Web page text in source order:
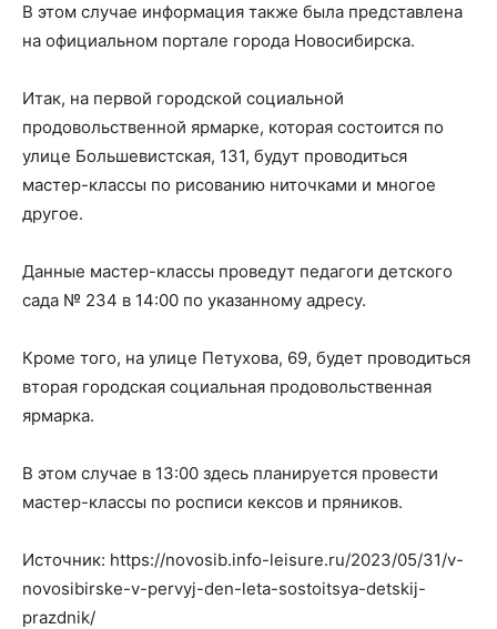
В этом случае информация также была представлена
на официальном портале города Новосибирска.
Итак, на первой городской социальной
продовольственной ярмарке, которая состоится по
улице Большевистская, 131, будут проводиться
мастер-классы по рисованию ниточками и многое
другое.
Данные мастер-классы проведут педагоги детского
сада № 234 в 14:00 по указанному адресу.
Кроме того, на улице Петухова, 69, будет проводиться
вторая городская социальная продовольственная
ярмарка.
В этом случае в 13:00 здесь планируется провести
мастер-классы по росписи кексов и пряников.
Источник: https://novosib.info-leisure.ru/2023/05/31/v-
novosibirske-v-pervyj-den-leta-sostoitsya-detskij-
prazdnik/